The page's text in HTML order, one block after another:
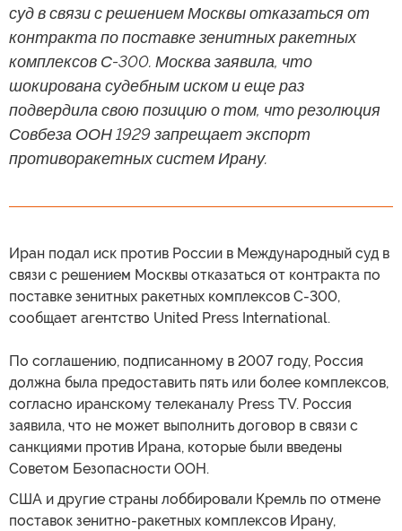
суд в связи с решением Москвы отказаться от
контракта по поставке зенитных ракетных
комплексов С-300. Москва заявила, что
шокирована судебным иском и еще раз
подвердила свою позицию о том, что резолюция
Совбеза ООН 1929 запрещает экспорт
противоракетных систем Ирану.
Иран подал иск против России в Международный суд в
связи с решением Москвы отказаться от контракта по
поставке зенитных ракетных комплексов С-300,
сообщает агентство United Press International.
По соглашению, подписанному в 2007 году, Россия
должна была предоставить пять или более комплексов,
согласно иранскому телеканалу Press TV. Россия
заявила, что не может выполнить договор в связи с
санкциями против Ирана, которые были введены
Советом Безопасности ООН.
США и другие страны лоббировали Кремль по отмене
поставок зенитно-ракетных комплексов Ирану,